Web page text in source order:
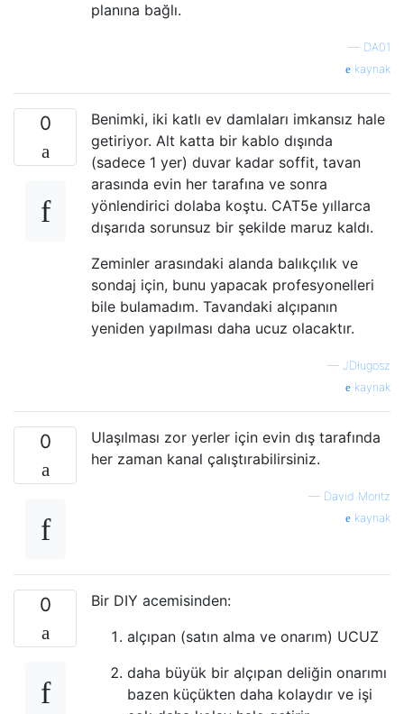
planına bağlı.
— DA01
kaynak
0
Benimki, iki katlı ev damlaları imkansız hale
getiriyor. Alt katta bir kablo dışında
(sadece 1 yer) duvar kadar soffit, tavan
arasında evin her tarafına ve sonra
yönlendirici dolaba koştu. CAT5e yıllarca
dışarıda sorunsuz bir şekilde maruz kaldı.
Zeminler arasındaki alanda balıkçılık ve
sondaj için, bunu yapacak profesyonelleri
bile bulamadım. Tavandaki alçıpanın
yeniden yapılması daha ucuz olacaktır.
— JDługosz
kaynak
0
Ulaşılması zor yerler için evin dış tarafında
her zaman kanal çalıştırabilirsiniz.
— David Moritz
kaynak
0
Bir DIY acemisinden:
alçıpan (satın alma ve onarım) UCUZ
daha büyük bir alçıpan deliğin onarımı
bazen küçükten daha kolaydır ve işi